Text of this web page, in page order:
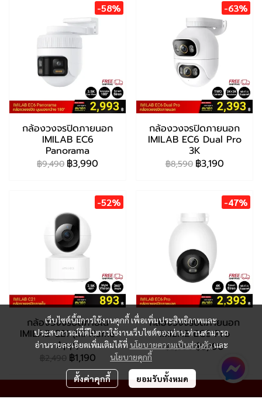
-58%
กล้องวงจรปิดภายนอก
IMILAB EC6
Panorama
฿9,490 ฿3,990
-63%
กล้องวงจรปิดภายนอก
IMILAB EC6 Dual Pro
3K
฿8,590 ฿3,190
-52%
กล้องวงจรปิดภายใน
IMILAB C21 (Mi Home
App)
฿2,490 ฿1,190
-47%
กล้องวงจรปิดภายนอก
IMILAB EC6 Pro
฿5,990฿3,190
เว็บไซต์นี้มีการใช้งานคุกกี้ เพื่อเพิ่มประสิทธิภาพและ
ประสบการณ์ที่ดีในการใช้งานเว็บไซต์ของท่าน ท่านสามารถ
อ่านรายละเอียดเพิ่มเติมได้ที่ นโยบายความเป็นส่วนตัวและ
นโยบายคุกกี้
ตั้งค่าคุกกี้ ยอมรับทั้งหมด